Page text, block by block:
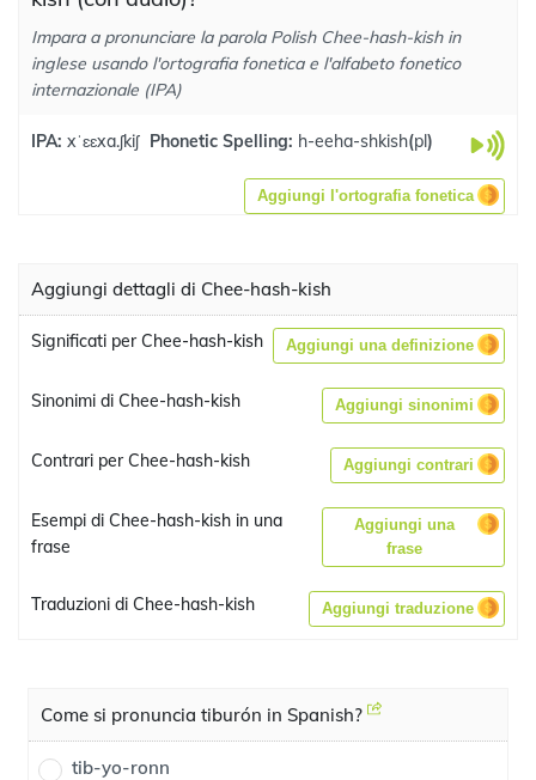
Impara a pronunciare la parola Polish Chee-hash-kish in
inglese usando l'ortografia fonetica e l'alfabeto fonetico
internazionale (IPA)
IPA: xˈɛɛxa.ʃkiʃ Phonetic Spelling: h-eeha-shkish(pl)
Aggiungi l'ortografia fonetica
Aggiungi dettagli di Chee-hash-kish
Significati per Chee-hash-kish Aggiungi una definizione
Sinonimi di Chee-hash-kish Aggiungi sinonimi
Contrari per Chee-hash-kish Aggiungi contrari
Esempi di Chee-hash-kish in una
frase
Aggiungi una
frase
Traduzioni di Chee-hash-kish Aggiungi traduzione
Come si pronuncia tiburón in Spanish?
tib-yo-ronn